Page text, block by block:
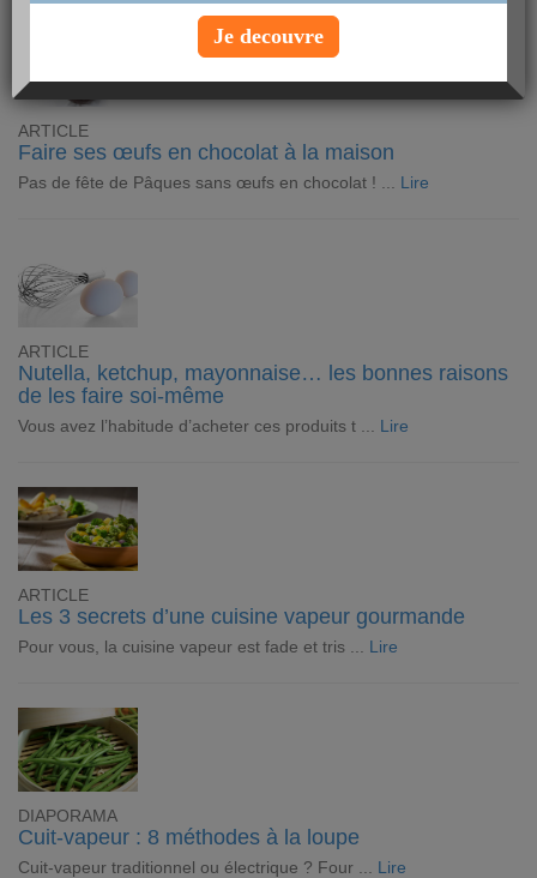
ARTICLE
Faire ses œufs en chocolat à la maison
Pas de fête de Pâques sans œufs en chocolat ! ... Lire
ARTICLE
Nutella, ketchup, mayonnaise… les bonnes raisons
de les faire soi-même
Vous avez l’habitude d’acheter ces produits t ... Lire
ARTICLE
Les 3 secrets d’une cuisine vapeur gourmande
Pour vous, la cuisine vapeur est fade et tris ... Lire
DIAPORAMA
Cuit-vapeur : 8 méthodes à la loupe
Cuit-vapeur traditionnel ou électrique ? Four ... Lire
Je decouvre